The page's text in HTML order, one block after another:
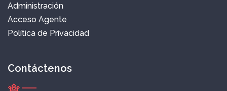
Administración
Acceso Agente
Política de Privacidad
Contáctenos